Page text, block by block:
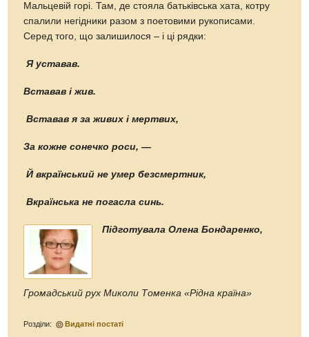
Мальцевій горі. Там, де стояла батьківська хата, котру
спалили негідники разом з поетовими рукописами.
Серед того, що залишилося – і ці рядки:
Я уставав.
Вставав і жив.
Вставав я за живих і мертвих,
За кожне сонечко роси, —
Й вкраїнський не умер безсмертник,
Вкраїнська не погасла синь.
Підготувала Олена Бондаренко,
Громадський рух Миколи Томенка «Рідна країна»
Розділи: Видатні постаті